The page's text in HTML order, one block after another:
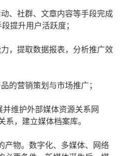
、社群、文章内容等手段完成
提升用户活跃度；
，提取数据报表，分析推广效
的营销策划与市场推广；
维护外部媒体资源关系网
系，建立媒体档案库。
产物。数字化、多媒体、网络